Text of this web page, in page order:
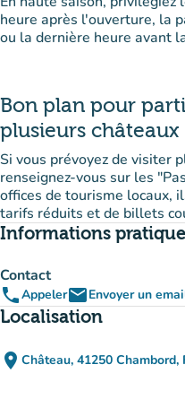
heure après l'ouverture, la
ou la dernière heure avant
Bon plan pour
plusieurs châteaux
Si vous prévoyez de visiter
renseignez-vous sur les
offices de tourisme locaux,
tarifs réduits et de billets
Informations
Contact
phoneAppeleremailEnvoyer un
Localisation
place Château, 41250 Chambord,
(ouvrir dans
(nouvel